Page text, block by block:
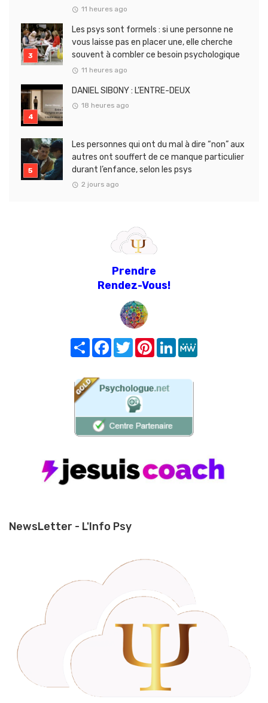
11 heures ago
Les psys sont formels : si une personne ne
vous laisse pas en placer une, elle cherche
souvent à combler ce besoin psychologique
11 heures ago
DANIEL SIBONY : L’ENTRE-DEUX
18 heures ago
Les personnes qui ont du mal à dire “non” aux
autres ont souffert de ce manque particulier
durant l’enfance, selon les psys
2 jours ago
Prendre
Rendez-Vous!
Share FacebookTwitterPinterest
LinkedIn
NewsLetter - L'Info Psy